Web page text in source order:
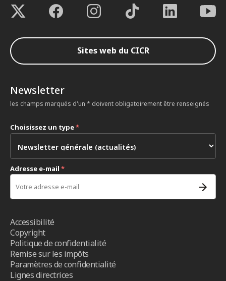
Sites web du CICR
Newsletter
les champs marqués d'un * doivent obligatoirement être renseignés
Choisissez un type*
Adresse e-mail *
Accessibilité
Copyright
Politique de confidentialité
Remise sur les impôts
Paramètres de confidentialité
Lignes directrices